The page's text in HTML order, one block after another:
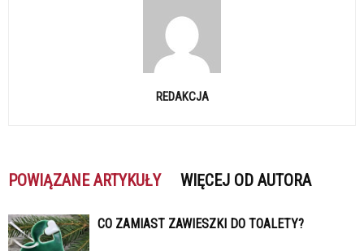
REDAKCJA
POWIĄZANE ARTYKUŁY WIĘCEJ OD AUTORA
CO ZAMIAST ZAWIESZKI DO TOALETY?